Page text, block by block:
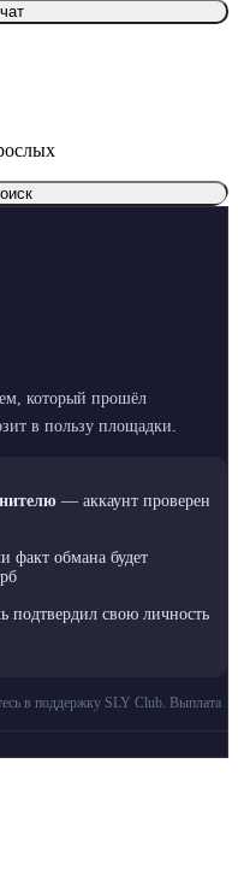
который прошёл
в пользу площадки.
— аккаунт проверен
факт обмана будет
подтвердил свою личность
в поддержку SLY Club. Выплата